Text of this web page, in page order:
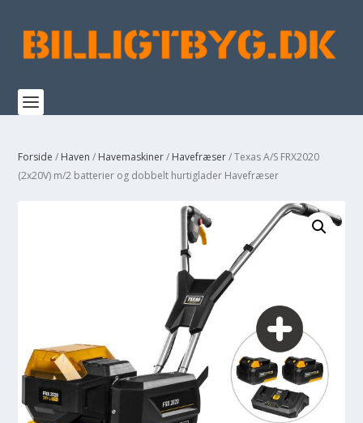
Forside / Haven / Havemaskiner/ Havefræser/ Texas A/S FRX2020
(2x20V) m/2 batterier og dobbelt hurtiglader Havefræser